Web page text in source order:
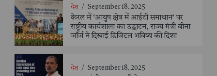
देश / September 18, 2025
केरल में ‘आयुष क्षेत्र में आईटी समाधान’ पर
राष्ट्रीय कार्यशाला का उद्घाटन, राज्य मंत्री वीना
जॉर्ज ने दिखाई डिजिटल भविष्य की दिशा
देश / September 18, 2025